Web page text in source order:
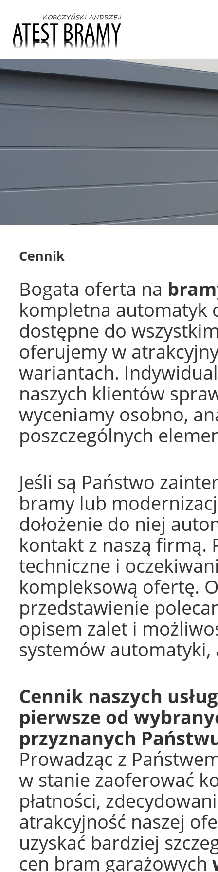
Cennik
Bogata oferta na
kompletna automatyk
dostępne do
oferujemy w
wariantach.
naszych klientów
wyceniamy osobno,
poszczególnych
Jeśli są Państwo
bramy lub
dołożenie do niej
kontakt z naszą firmą.
techniczne i
kompleksową ofertę.
przedstawienie
opisem zalet i
systemów automatyki,
Cennik naszych
pierwsze od
przyznanych
Prowadząc z
w stanie zaoferować
płatności,
atrakcyjność naszej
uzyskać bardziej
cen bram garażowych